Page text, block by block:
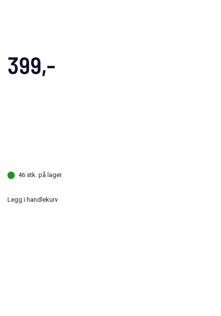
399,-
46 stk. på lager.
Legg i handlekurv